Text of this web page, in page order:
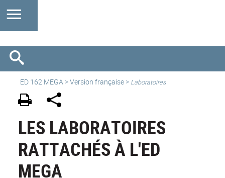
ED 162 MEGA >Version française > Laboratoires
LES LABORATOIRES
RATTACHÉS À L'ED
MEGA